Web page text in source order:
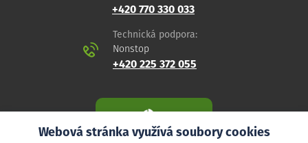
Webová stránka využívá soubory cookies
+420 770 330 033
Technická podpora:
Nonstop
+420 225 372 055